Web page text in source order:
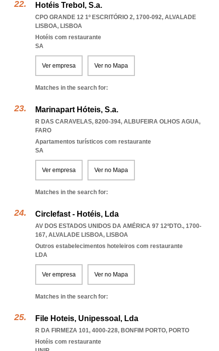
Hotéis Trebol, S.a.
CPO GRANDE 12 1º ESCRITÓRIO 2, 1700-092, ALVALADE
LISBOA, LISBOA
Hotéis com restaurante
SA
Ver empresa Ver no Mapa
Matches in the search for:
Marinapart Hóteis, S.a.
R DAS CARAVELAS, 8200-394, ALBUFEIRA OLHOS AGUA,
FARO
Apartamentos turísticos com restaurante
SA
Ver empresa Ver no Mapa
Matches in the search for:
Circlefast - Hotéis, Lda
AV DOS ESTADOS UNIDOS DA AMÉRICA 97 12ºDTO., 1700-
167, ALVALADE LISBOA, LISBOA
Outros estabelecimentos hoteleiros com restaurante
LDA
Ver empresa Ver no Mapa
Matches in the search for:
File Hoteis, Unipessoal, Lda
R DA FIRMEZA 101, 4000-228, BONFIM PORTO, PORTO
Hotéis com restaurante